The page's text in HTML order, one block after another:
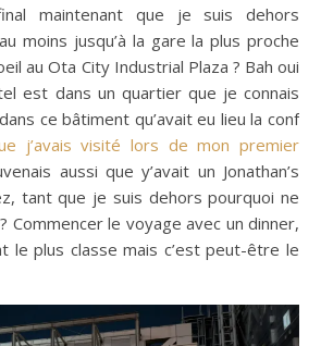
maintenant que je suis dehors
moins jusqu’à la gare la plus proche
au Ota City Industrial Plaza ? Bah oui
est dans un quartier que je connais
ce bâtiment qu’avait eu lieu la conf
j’avais visité lors de mon premier
aussi que y’avait un Jonathan’s
tant que je suis dehors pourquoi ne
Commencer le voyage avec un dinner,
le plus classe mais c’est peut-être le